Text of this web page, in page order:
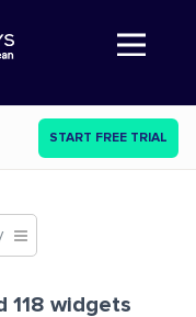
Abre a navegação
START FREE TRIAL
118 widgets